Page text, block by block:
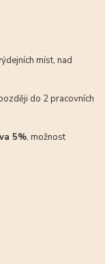
míst, nad
do 2 pracovních
5%, možnost